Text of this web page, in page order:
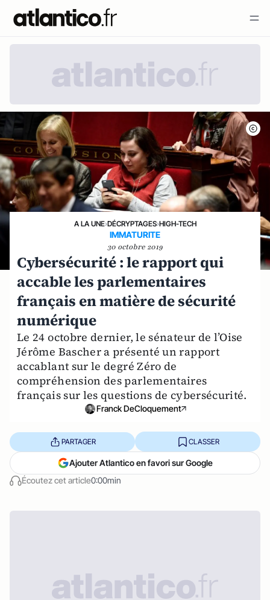
A LA UNE›DÉCRYPTAGES›HIGH-TECH
IMMATURITE
30 octobre 2019
Cybersécurité : le rapport qui
accable les parlementaires
français en matière de sécurité
numérique
Le 24 octobre dernier, le sénateur de l’Oise
Jérôme Bascher a présenté un rapport
accablant sur le degré Zéro de
compréhension des parlementaires
français sur les questions de cybersécurité.
Franck DeCloquement
Écoutez cet article0:00min
PARTAGER CLASSER
Ajouter Atlantico en favori sur Google